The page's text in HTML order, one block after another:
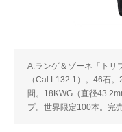
A.ランゲ＆ゾーネ「トリ
（Cal.L132.1）。46石
間。18KWG（直径
プ。世界限定100本。完